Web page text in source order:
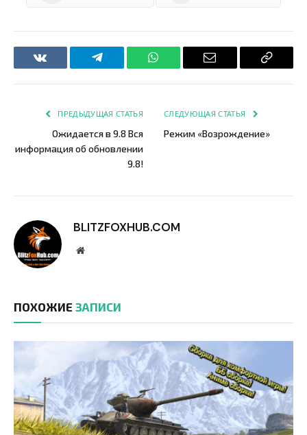
VKontakteTelegram WhatsApp Email
Copy
ПРЕДЫДУЩАЯ СТАТЬЯ
Ожидается в 9.8 Вся
информация об обновлении
9.8!
СЛЕДУЮЩАЯ СТАТЬЯ
Режим «Возрождение»
BLITZFOXHUB.COM
Website
ПОХОЖИЕ ЗАПИСИ